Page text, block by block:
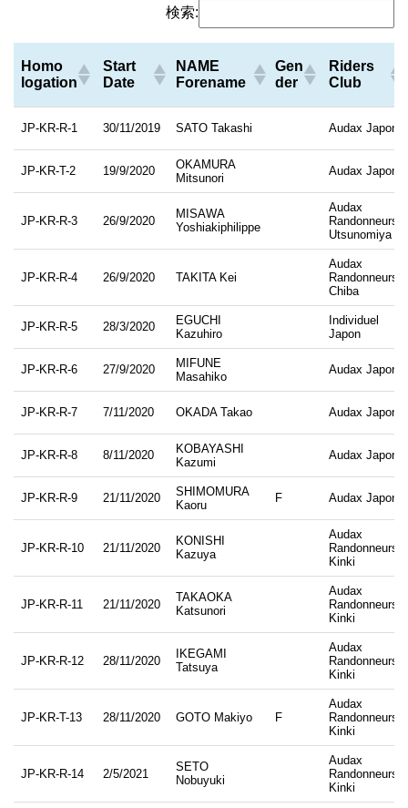
検索:
Homo
logation
Start
Date
NAME
Forename
Gen
der
Riders
Club
logation
Date
Forename
Club
JP-KR-R-1 30/11/2019 SATO Takashi Audax Japon
JP-KR-T-2 19/9/2020
OKAMURA
Mitsunori
Audax Japon
JP-KR-R-3 26/9/2020
MISAWA
Yoshiakiphilippe
Audax
Randonneurs
Utsunomiya
JP-KR-R-4 26/9/2020 TAKITA Kei
Audax
Randonneurs
Chiba
JP-KR-R-5 28/3/2020
EGUCHI
Kazuhiro
Individuel
Japon
JP-KR-R-6 27/9/2020
MIFUNE
Masahiko
Audax Japon
JP-KR-R-7 7/11/2020 OKADA Takao Audax Japon
JP-KR-R-8 8/11/2020
KOBAYASHI
Kazumi
Audax Japon
JP-KR-R-9 21/11/2020
SHIMOMURA
Kaoru
F Audax Japon
JP-KR-R-10 21/11/2020
KONISHI
Kazuya
Audax
Randonneurs
Kinki
JP-KR-R-11 21/11/2020
TAKAOKA
Katsunori
Audax
Randonneurs
Kinki
JP-KR-R-12 28/11/2020
IKEGAMI
Tatsuya
Audax
Randonneurs
Kinki
JP-KR-T-13 28/11/2020 GOTO Makiyo F
Audax
Randonneurs
Kinki
JP-KR-R-14 2/5/2021
SETO
Nobuyuki
Audax
Randonneurs
Kinki